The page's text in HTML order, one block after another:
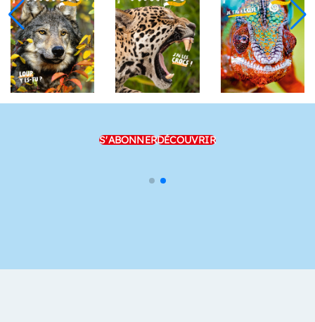
S'ABONNERDÉCOUVRIR